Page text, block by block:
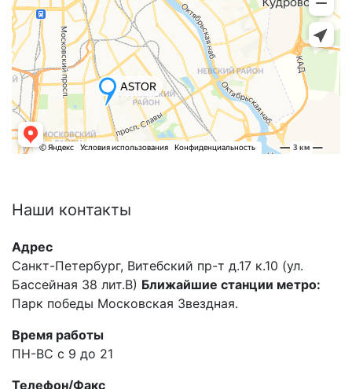
Наши контакты
Адрес
Санкт-Петербург, Витебский пр-т д.17 к.10 (ул.
Бассейная 38 лит.В) Ближайшие станции метро:
Парк победы Московская Звездная.
Время работы
ПН-ВС с 9 до 21
Телефон/Факс